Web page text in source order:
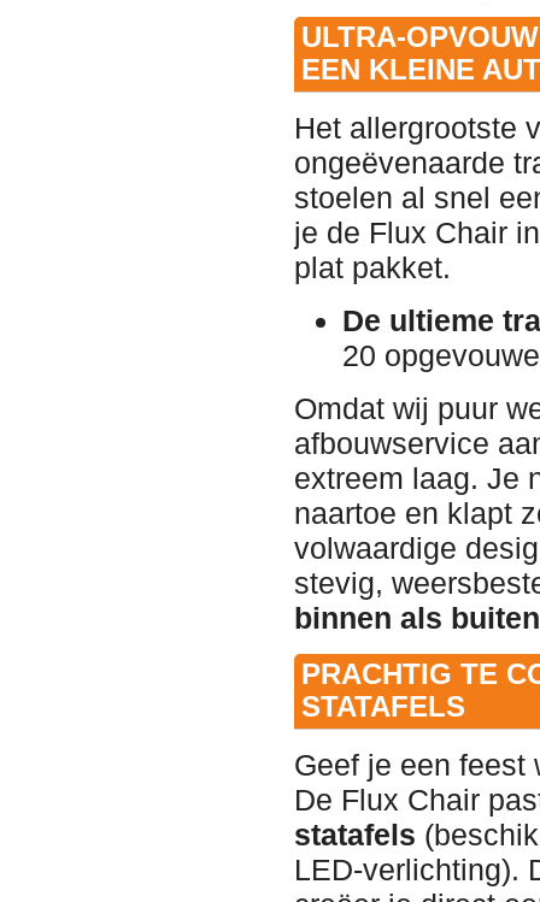
ULTRA-
EEN KLEINE
Het allergrootste
ongeëvenaarde
stoelen al snel
je de Flux Chair
plat pakket.
De ultieme
20
Omdat wij puur
afbouwservice
extreem laag. Je
naartoe en klapt
volwaardige
stevig,
binnen als buiten
PRACHTIG TE
STATAFELS
Geef je een feest
De Flux Chair
statafels
LED-verlichting).